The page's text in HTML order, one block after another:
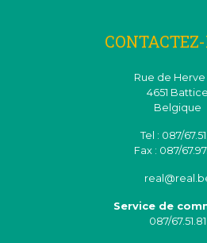
Rue de Herve
4651 Battice
Belgique
Tel : 087/
Fax : 087/
Service de
087/67.51.81